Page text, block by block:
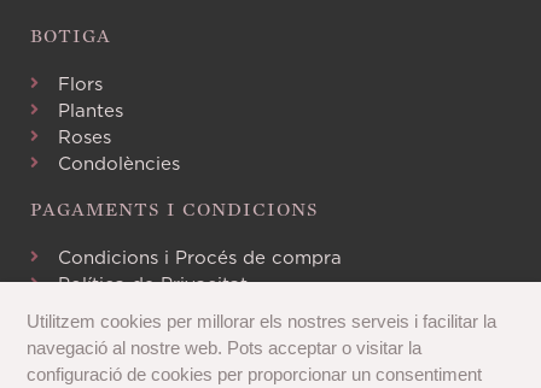
BOTIGA
Flors
Plantes
Roses
Condolències
PAGAMENTS I CONDICIONS
Condicions i Procés de compra
Política de Privacitat
Política de Cookies
Utilitzem cookies per millorar els nostres serveis i facilitar la
navegació al nostre web. Pots acceptar o visitar la
configuració de cookies per proporcionar un consentiment